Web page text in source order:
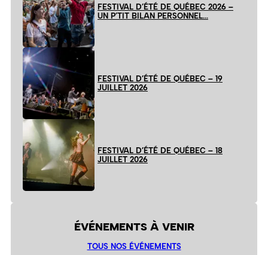
FESTIVAL D’ÉTÉ DE QUÉBEC 2026 –
UN P’TIT BILAN PERSONNEL…
FESTIVAL D’ÉTÉ DE QUÉBEC – 19
JUILLET 2026
FESTIVAL D’ÉTÉ DE QUÉBEC – 18
JUILLET 2026
ÉVÉNEMENTS À VENIR
TOUS NOS ÉVÉNEMENTS